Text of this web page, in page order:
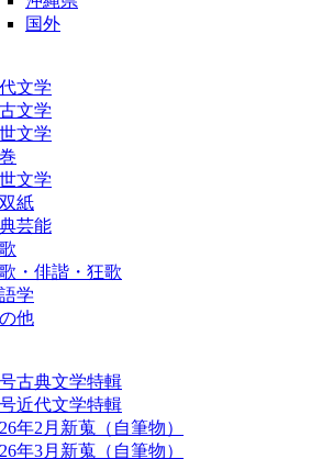
国外
代文学
文学
文学
文学
紙
芸能
・俳諧・狂歌
学
他
古典文学特輯
近代文学特輯
年2月新蒐（自筆物）
年3月新蒐（自筆物）